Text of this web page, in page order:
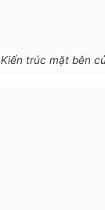
Kiến trúc mặt bên